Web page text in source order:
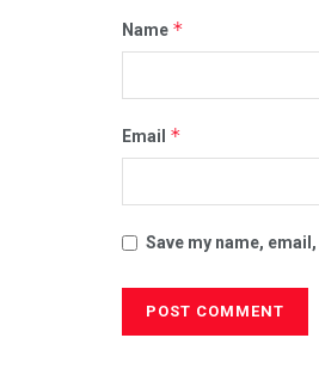
Name *
Email *
Save my name,